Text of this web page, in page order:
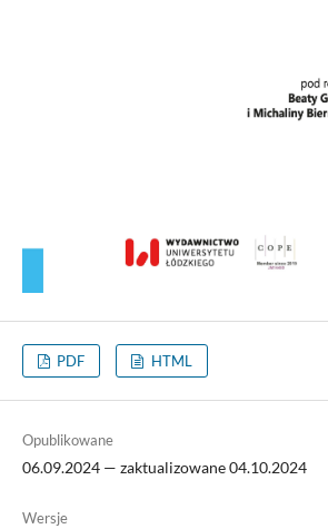
PDF HTML
Opublikowane
06.09.2024 — zaktualizowane 04.10.2024
Wersje